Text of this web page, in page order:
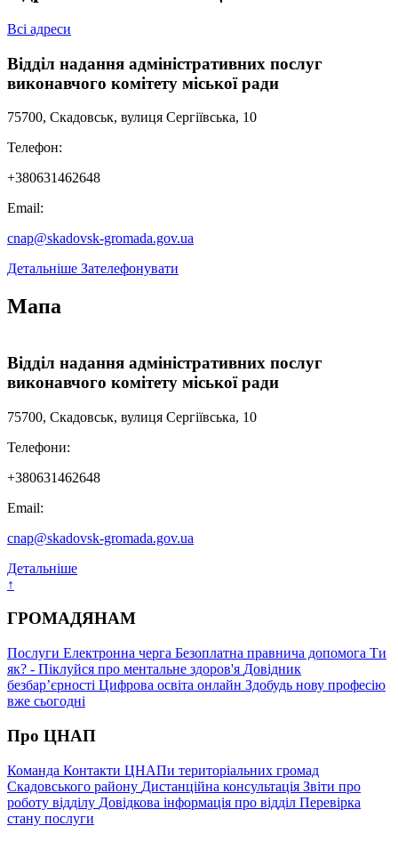
терористичних актів, диверсій, спричинених військовою
Всі адреси
Відділ надання адміністративних послуг
виконавчого комітету міської ради
75700, Скадовськ, вулиця Сергіївська, 10
Телефон:
+380631462648
Email:
cnap@skadovsk-gromada.gov.ua
Детальніше Зателефонувати
Мапа
+
−
Відділ надання адміністративних послуг
виконавчого комітету міської ради
75700, Скадовськ, вулиця Сергіївська, 10
Телефони:
+380631462648
Email:
cnap@skadovsk-gromada.gov.ua
Детальніше
↑
ГРОМАДЯНАМ
Послуги Електронна черга Безоплатна правнича допомога Ти
як? - Піклуйся про ментальне здоров'я Довідник
безбар’єрності Цифрова освіта онлайн Здобудь нову професію
вже сьогодні
Про ЦНАП
Команда Контакти ЦНАПи територіальних громад
Скадовського району Дистанційна консультація Звіти про
роботу відділу Довідкова інформація про відділ Перевірка
стану послуги